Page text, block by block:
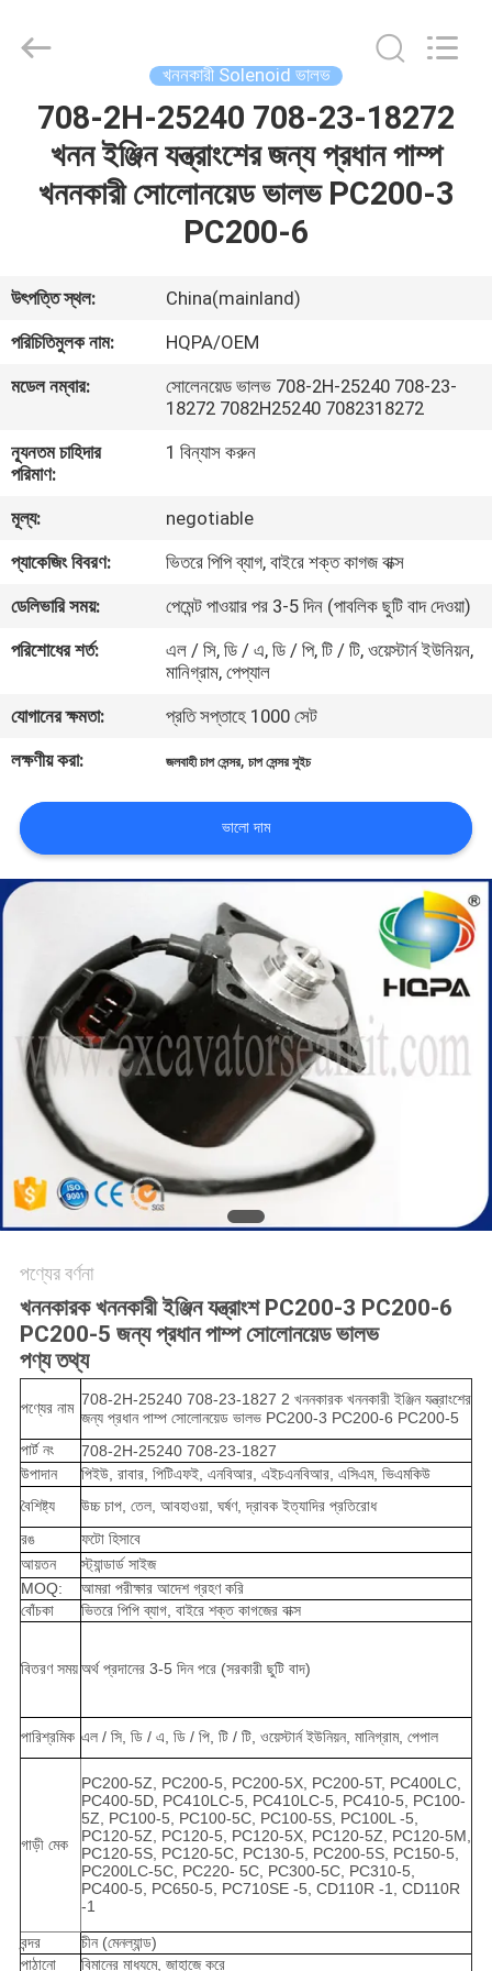
বাড়ি
পণ্য
সম্পর্কে
কারখানা
মান
নিয়ন্ত্রণ
সাইট
Management
Services
Reserved.
খননকারী Solenoid ভালভ
708-2H-25240 708-23-18272
খনন ইঞ্জিন যন্ত্রাংশের জন্য প্রধান পাম্প
খননকারী সোলোনয়েড ভালভ PC200-3
PC200-6
উৎপত্তি স্থল:
China(mainland)
পরিচিতিমুলক নাম:
HQPA/OEM
মডেল নম্বার:
সোলেনয়েড ভালভ 708-2H-25240 708-23-
18272 7082H25240 7082318272
ন্যূনতম চাহিদার
পরিমাণ:
1 বিন্যাস করুন
মূল্য:
negotiable
প্যাকেজিং বিবরণ:
ভিতরে পিপি ব্যাগ, বাইরে শক্ত কাগজ বাক্স
ডেলিভারি সময়:
পেমেন্ট পাওয়ার পর 3-5 দিন (পাবলিক ছুটি বাদ দেওয়া)
পরিশোধের শর্ত:
এল / সি, ডি / এ, ডি / পি, টি / টি, ওয়েস্টার্ন ইউনিয়ন,
মানিগ্রাম, পেপ্যাল
যোগানের ক্ষমতা:
প্রতি সপ্তাহে 1000 সেট
লক্ষণীয় করা:
জলবাহী চাপ সেন্সর,চাপ সেন্সর সুইচ
ভালো দাম
পণ্যের বর্ণনা
খননকারক খননকারী ইঞ্জিন যন্ত্রাংশ PC200-3 PC200-6
PC200-5 জন্য প্রধান পাম্প সোলোনয়েড ভালভ
পণ্য তথ্য
পণ্যের নাম 708-2H-25240 708-23-1827 2 খননকারক খননকারী ইঞ্জিন যন্ত্রাংশের
জন্য প্রধান পাম্প সোলোনয়েড ভালভ PC200-3 PC200-6 PC200-5
পার্ট নং
708-2H-25240 708-23-1827
উপাদান
পিইউ, রাবার, পিটিএফই, এনবিআর, এইচএনবিআর, এসিএম, ভিএমকিউ
বৈশিষ্ট্য
উচ্চ চাপ, তেল, আবহাওয়া, ঘর্ষণ, দ্রাবক ইত্যাদির প্রতিরোধ
রঙ
ফটো হিসাবে
আয়তন
স্ট্যান্ডার্ড সাইজ
MOQ:
আমরা পরীক্ষার আদেশ গ্রহণ করি
বোঁচকা
ভিতরে পিপি ব্যাগ, বাইরে শক্ত কাগজের বাক্স
বিতরণ সময়অর্থ প্রদানের 3-5 দিন পরে (সরকারী ছুটি বাদ)
পারিশ্রমিক এল / সি, ডি / এ, ডি / পি, টি / টি, ওয়েস্টার্ন ইউনিয়ন, মানিগ্রাম, পেপাল
গাড়ী মেক
PC200-5Z, PC200-5, PC200-5X, PC200-5T, PC400LC,
PC400-5D, PC410LC-5, PC410LC-5, PC410-5, PC100-
5Z, PC100-5, PC100-5C, PC100-5S, PC100L -5,
PC120-5Z, PC120-5, PC120-5X, PC120-5Z, PC120-5M,
PC120-5S, PC120-5C, PC130-5, PC200-5S, PC150-5,
PC200LC-5C, PC220- 5C, PC300-5C, PC310-5,
PC400-5, PC650-5, PC710SE -5, CD110R -1, CD110R
-1
বন্দর
চীন (মেনল্যান্ড)
পাঠানো
বিমানের মাধ্যমে, জাহাজে করে